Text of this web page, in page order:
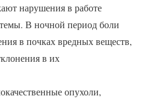
нарушения в работе
В ночной период боли
в почках вредных веществ,
в их
опухоли,